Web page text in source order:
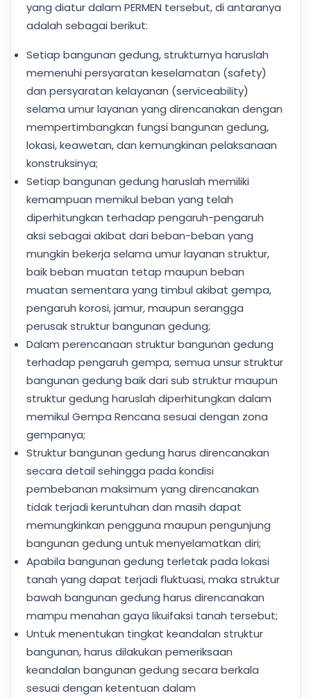
yang diatur dalam PERMEN tersebut, di antaranya
adalah sebagai berikut:
Setiap bangunan gedung, strukturnya haruslah
memenuhi persyaratan keselamatan (safety)
dan persyaratan kelayanan (serviceability)
selama umur layanan yang direncanakan dengan
mempertimbangkan fungsi bangunan gedung,
lokasi, keawetan, dan kemungkinan pelaksanaan
konstruksinya;
Setiap bangunan gedung haruslah memiliki
kemampuan memikul beban yang telah
diperhitungkan terhadap pengaruh-pengaruh
aksi sebagai akibat dari beban-beban yang
mungkin bekerja selama umur layanan struktur,
baik beban muatan tetap maupun beban
muatan sementara yang timbul akibat gempa,
pengaruh korosi, jamur, maupun serangga
perusak struktur bangunan gedung;
Dalam perencanaan struktur bangunan gedung
terhadap pengaruh gempa, semua unsur struktur
bangunan gedung baik dari sub struktur maupun
struktur gedung haruslah diperhitungkan dalam
memikul Gempa Rencana sesuai dengan zona
gempanya;
Struktur bangunan gedung harus direncanakan
secara detail sehingga pada kondisi
pembebanan maksimum yang direncanakan
tidak terjadi keruntuhan dan masih dapat
memungkinkan pengguna maupun pengunjung
bangunan gedung untuk menyelamatkan diri;
Apabila bangunan gedung terletak pada lokasi
tanah yang dapat terjadi fluktuasi, maka struktur
bawah bangunan gedung harus direncanakan
mampu menahan gaya likuifaksi tanah tersebut;
Untuk menentukan tingkat keandalan struktur
bangunan, harus dilakukan pemeriksaan
keandalan bangunan gedung secara berkala
sesuai dengan ketentuan dalam